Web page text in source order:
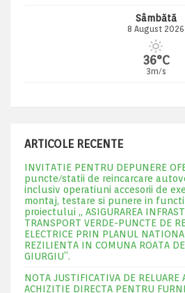
Sâmbătă
8 August 2026
36°C
3m/s
ARTICOLE RECENTE
INVITATIE PENTRU DEPUNERE
puncte/statii de reincarcare
inclusiv operatiuni accesorii de
montaj, testare si punere in
proiectului „ ASIGURAREA
TRANSPORT VERDE-PUNCTE DE
ELECTRICE PRIN PLANUL
REZILIENTA IN COMUNA ROATA
GIURGIU”.
NOTA JUSTIFICATIVA DE RELUARE
ACHIZITIE DIRECTA PENTRU